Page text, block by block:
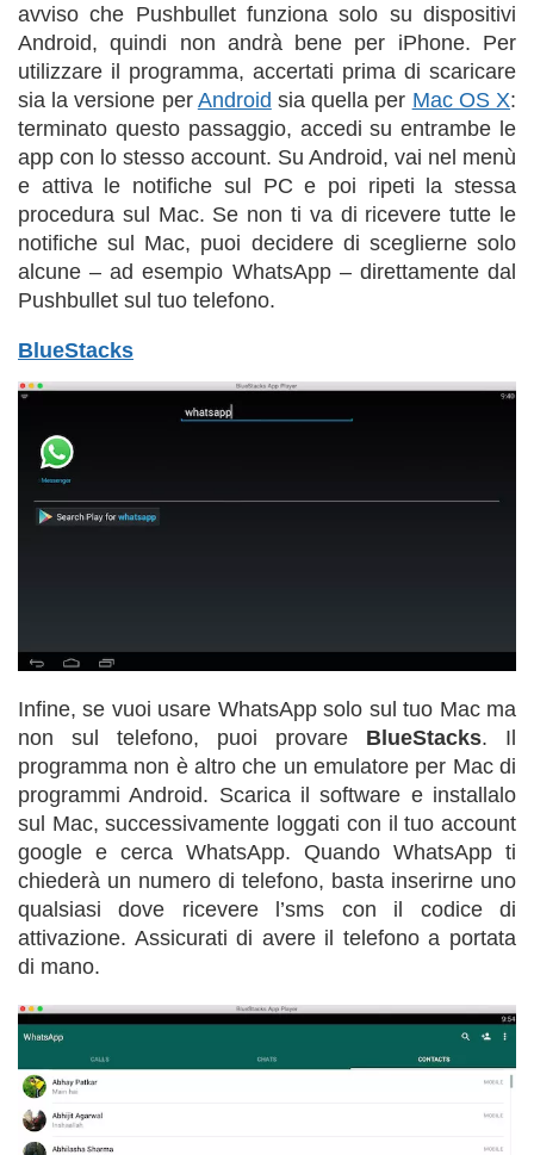
avviso che Pushbullet funziona solo su dispositivi
Android, quindi non andrà bene per iPhone. Per
utilizzare il programma, accertati prima di scaricare
sia la versione per Android sia quella per Mac OS X:
terminato questo passaggio, accedi su entrambe le
app con lo stesso account. Su Android, vai nel menù
e attiva le notifiche sul PC e poi ripeti la stessa
procedura sul Mac. Se non ti va di ricevere tutte le
notifiche sul Mac, puoi decidere di sceglierne solo
alcune – ad esempio WhatsApp – direttamente dal
Pushbullet sul tuo telefono.
BlueStacks
Infine, se vuoi usare WhatsApp solo sul tuo Mac ma
non sul telefono, puoi provare BlueStacks. Il
programma non è altro che un emulatore per Mac di
programmi Android. Scarica il software e installalo
sul Mac, successivamente loggati con il tuo account
google e cerca WhatsApp. Quando WhatsApp ti
chiederà un numero di telefono, basta inserirne uno
qualsiasi dove ricevere l’sms con il codice di
attivazione. Assicurati di avere il telefono a portata
di mano.